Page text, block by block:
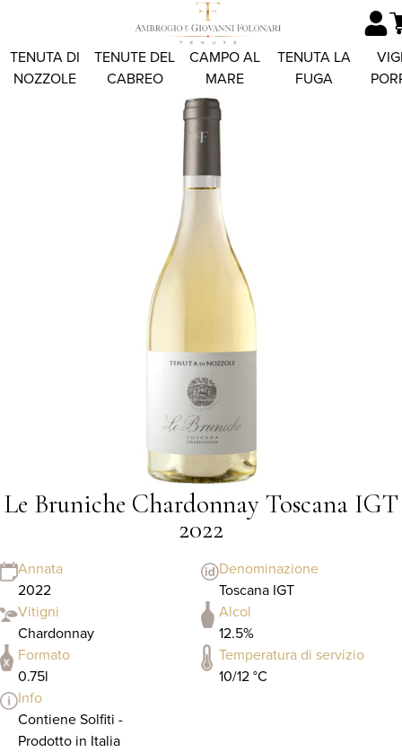
TENUTA DI
NOZZOLE
TENUTE DEL
CABREO
CAMPO AL
MARE
TENUTA LA
FUGA
Le Bruniche Chardonnay Toscana IGT
2022
Annata
2022
Denominazione
Toscana IGT
Vitigni
Chardonnay
Alcol
12.5%
Formato
0.75l
Temperatura di servizio
10/12 °C
Info
Contiene Solfiti -
Prodotto in Italia